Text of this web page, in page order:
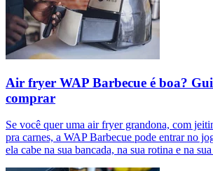
Air fryer WAP Barbecue é boa?
comprar
Se você quer uma air fryer grandona, com
pra carnes, a WAP Barbecue pode entrar no
ela cabe na sua bancada, na sua rotina e na